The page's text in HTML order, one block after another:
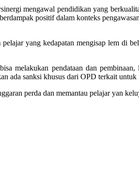
mengawal pendidikan yang
positif dalam konteks
yang kedapatan mengisap lem di
melakukan pendataan dan
ada sanksi khusus dari OPD terkait
perda dan memantau pelajar yan